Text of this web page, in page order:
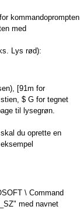
kommandoprompten
med
Lys rød):
[91m for
$ G for tegnet
til lysegrøn.
du oprette en
\ Command
med navnet